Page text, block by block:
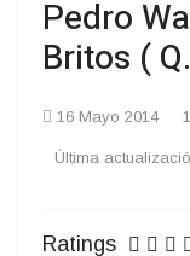
Pedro
Britos (
16 Mayo 2014
Última
Ratings